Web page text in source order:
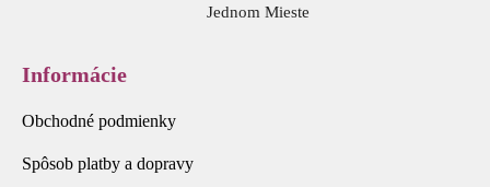
Jednom Mieste
Informácie
Obchodné podmienky
Spôsob platby a dopravy